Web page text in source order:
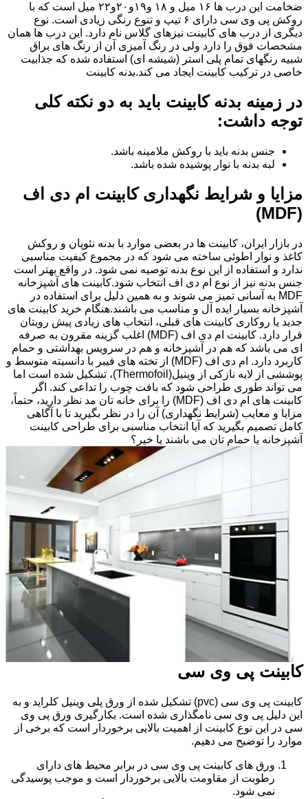
ضخامت این درب ها ۱۶ میل و ۱۸ و١٩و٢٠و٢٢ میل است که با
روکش پی وی سی دارای ۶ تیپ و تنوع رنگی زیادی است. نوع
دیگری از درب های کابینت نیزهای گلاس نام دارد. این درب ها همان
مشخصات فوق را دارد ولی در رنگ آمیزی آن از رنگ های براق
شبیه رنگهای تمام پلی استر (شیشه ای) استفاده شده که جذابیت
خاصی در ترکیب کابینت ایجاد می کند.بدنه کابینت
در زمینه بدنه کابینت باید به دو نکته کلی
توجه داشت:
جنس بدنه باید با روکش ملامینه باشد.
لبه بدنه با نوار پوشیده شده باشد.
مزایا و شرایط نگهداری کابینت ام دی اف
(MDF)
در بازار ایران، کابینت ها در بعضی موارد با بدنه نئوپان و روکش
کاغذ و نوار اطوئی ساخته می شود که در مجموع کیفیت مناسبی
ندارد و استفاده از این نوع بدنه توصیه نمی شود. در واقع بهتر است
جنس بدنه نیز از نوع ام دی اف انتخاب شود.کابینت های آشپزخانه
MDF به آسانی تمیز می شوند و به همین دلیل برای استفاده در
آشپزخانه بسیار ایده آل و مناسب می باشند.هنگام خرید کابینت های
جدید یا روکاری کابینت های قبلی، انتخاب های زیادی پیش رویتان
قرار دارد. کابینت ام دی اف (MDF) اغلب گزینه مقرون به صرفه
ای می باشد که هم در آشپزخانه و هم در سرویس بهداشتی و حمام
کاربرد دارد. ام دی اف (MDF) از تخته های فیبر با دانسیته متوسط و
پوششی از لایه نازکی از وینیل(Thermofoil)، تشکیل شده است اما
می تواند طوری طراحی شود که بافت چوب را تداعی کند. اگر
کابینت های ام دی اف (MDF) را برای خانه تان مد نظر دارید، حتماً،
مزایا و معایب (شرایط نگهداری) آن را در نظر بگیرید تا با آگاهی
کامل تصمیم بگیرید که آیا انتخاب مناسبی برای طراحی کابینت
آشپزخانه یا حمام تان می باشند یا خیر؟
کابینت پی وی سی
کابینت پی وی سی (pvc) تشکیل شده از ورق پلی وینیل کلراید و به
این دلیل پی وی سی نامگذاری شده است. بکارگیری ورق پی وی
سی در این نوع کابینت از اهمیت بالایی برخوردار است که برخی از
موارد را توضیح می دهیم.
ورق های کابینت پی وی سی در برابر محیط های دارای
رطوبت از مقاومت بالایی برخوردار است و موجب پوسیدگی
نمی شود.